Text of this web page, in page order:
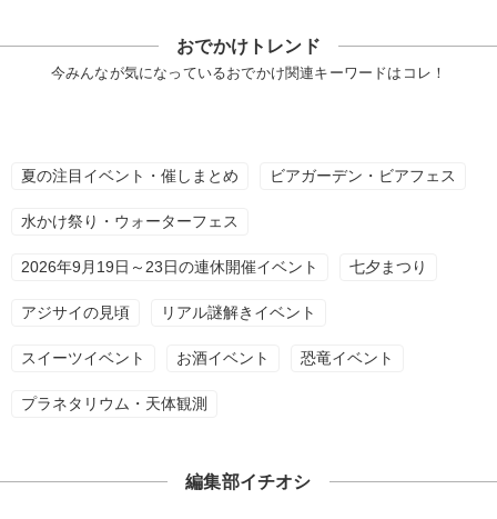
おでかけトレンド
今みんなが気になっているおでかけ関連キーワードはコレ！
夏の注目イベント・催しまとめ ビアガーデン・ビアフェス
水かけ祭り・ウォーターフェス
2026年9月19日～23日の連休開催イベント 七夕まつり
アジサイの見頃 リアル謎解きイベント
スイーツイベント お酒イベント 恐竜イベント
プラネタリウム・天体観測
編集部イチオシ